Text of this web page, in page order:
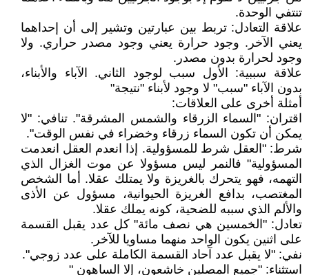
تنتفي الوحدة.
علاقة التعادل: تربط بين عبارتين وتشير إلى أن إحداهما
يعني الآخر. وجود حرارة يعني وجود مصدر حراري. ولا
وجود لحرارة بدون مصدر.
علاقة سببية: الأول سبب لوجود الثاني. الآباء والأبناء،
بدون الآباء "سبب" لا وجود لأبناء "نتيجة"
أمثلة أخرى على العلاقات:
اقتران: "السماء الزرقاء والشمس المشرقة". تنافي: "لا
يمكن أن تكون السماء زرقاء وخضراء في نفس الوقت".
شرط: "العقل شرط للمسؤولية. إذا انعدم العقل انعدمت
المسؤولية" فالنمر ليس مسؤولا عن موت الغزال الذي
التهمه، فهو يتحرك بالغريزة ولا يمتلك عقلا. أما الشخص
المغتصب، بدافع الغريزة الحيوانية، مسؤول عن الأذى
والألم الذي سببه للضحية، كونه يملك عقلا.
تعادل: "الخمسين هي نصف مائة" كل عدد يقبل القسمة
على اثنين يكون الواحد منهما مساويا للآخر.
نفي: "لا يقبل عدد آحاد القسمة الكاملة على عدد زوجي".
استثناء: "جميع المصلين خاشعون، إلا الساهون "